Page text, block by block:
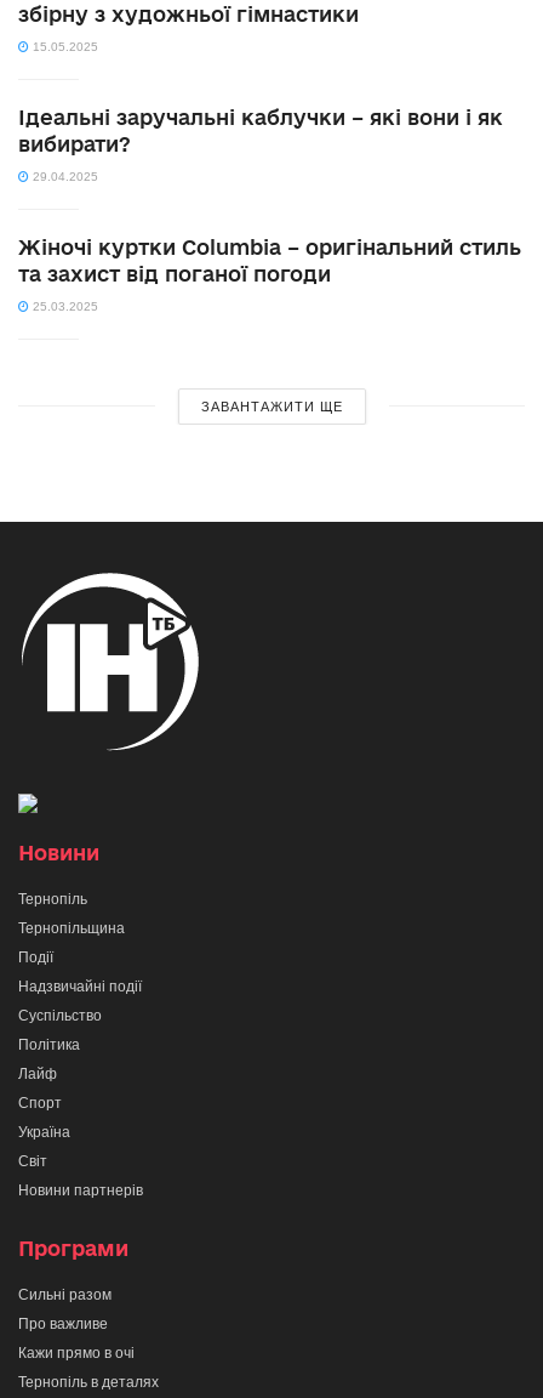
збірну з художньої гімнастики
15.05.2025
Ідеальні заручальні каблучки – які вони і як
вибирати?
29.04.2025
Жіночі куртки Columbia – оригінальний стиль
та захист від поганої погоди
25.03.2025
ЗАВАНТАЖИТИ ЩЕ
Новини
Тернопіль
Тернопільщина
Події
Надзвичайні події
Суспільство
Політика
Лайф
Спорт
Україна
Світ
Новини партнерів
Програми
Сильні разом
Про важливе
Кажи прямо в очі
Тернопіль в деталях